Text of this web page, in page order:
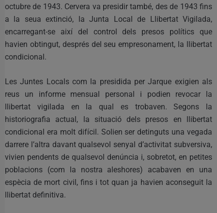
octubre de 1943. Cervera va presidir també, des de 1943 fins
a la seua extinció, la Junta Local de Llibertat Vigilada,
encarregant-se així del control dels presos polítics que
havien obtingut, després del seu empresonament, la llibertat
condicional.
Les Juntes Locals com la presidida per Jarque exigien als
reus un informe mensual personal i podien revocar la
llibertat vigilada en la qual es trobaven. Segons la
historiografia actual, la situació dels presos en llibertat
condicional era molt difícil. Solien ser detinguts una vegada
darrere l’altra davant qualsevol senyal d’activitat subversiva,
vivien pendents de qualsevol denúncia i, sobretot, en petites
poblacions (com la nostra aleshores) acabaven en una
espècia de mort civil, fins i tot quan ja havien aconseguit la
llibertat definitiva.